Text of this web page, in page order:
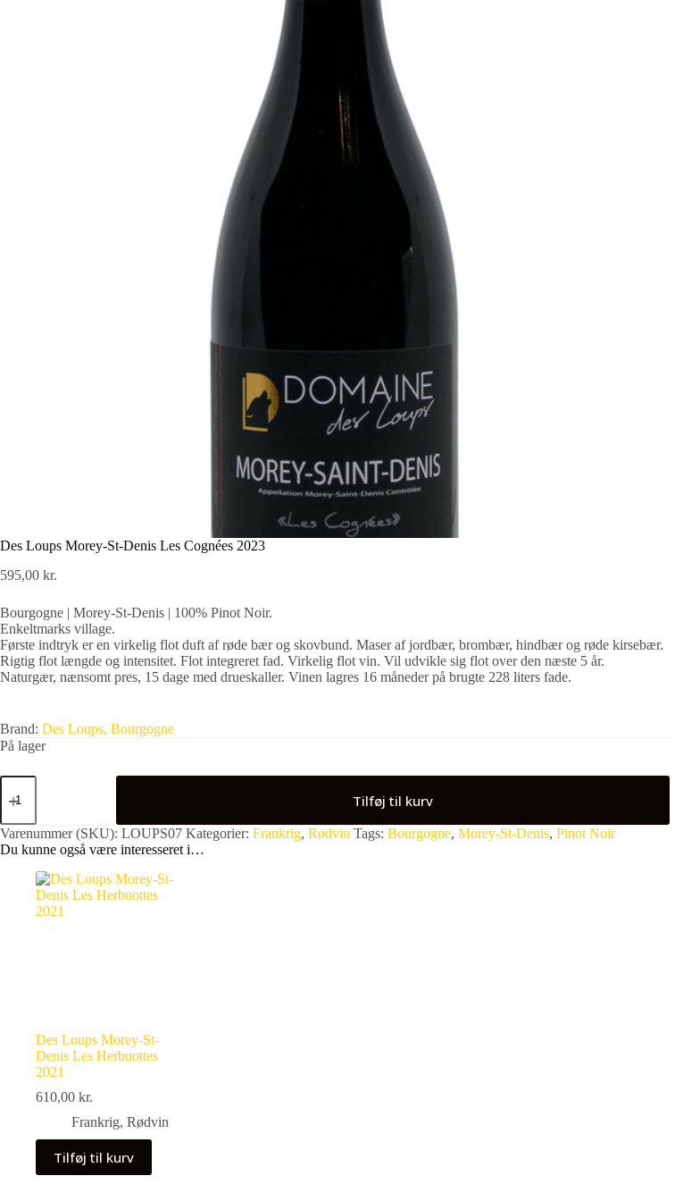
Des Loups Morey-St-Denis Les Cognées 2023
595,00 kr.
Bourgogne | Morey-St-Denis | 100% Pinot Noir.
Enkeltmarks village.
Første indtryk er en virkelig flot duft af røde bær og skovbund. Maser af jordbær, brombær, hindbær og røde kirsebær.
Rigtig flot længde og intensitet. Flot integreret fad. Virkelig flot vin. Vil udvikle sig flot over den næste 5 år.
Naturgær, nænsomt pres, 15 dage med drueskaller. Vinen lagres 16 måneder på brugte 228 liters fade.
Brand: Des Loups, Bourgogne
På lager
Des
Loups
St-
Denis
Les
Cognées
Tilføj til kurv
Varenummer (SKU): LOUPS07 Kategorier: Frankrig, Rødvin Tags: Bourgogne, Morey-St-Denis, Pinot Noir
Du kunne også være interesseret i…
Des Loups Morey-St-
Denis Les Herbuottes
2021
610,00 kr.
Frankrig, Rødvin
Tilføj til kurv